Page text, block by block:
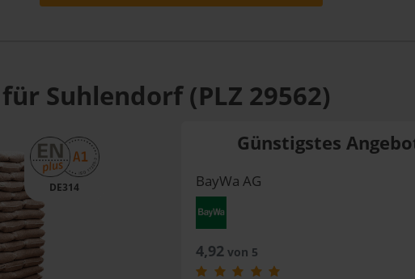
Suhlendorf (PLZ 29562)
DE314
Günstigstes
BayWa AG
4,92von 5